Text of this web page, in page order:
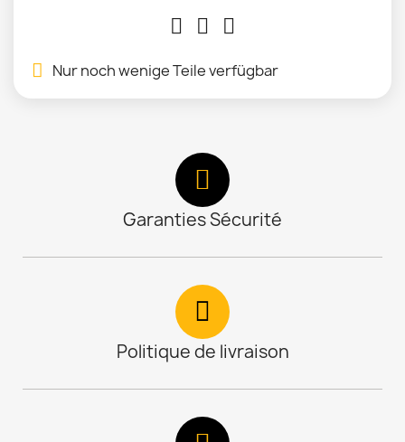
Nur noch wenige Teile verfügbar
Garanties Sécurité
Politique de livraison